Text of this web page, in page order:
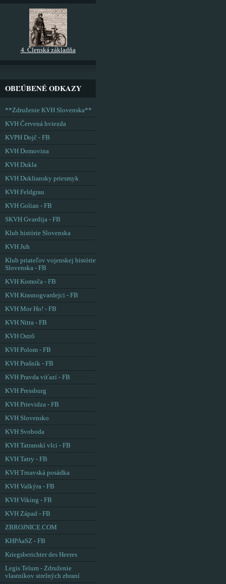
4. Členská základňa
OBĽÚBENÉ ODKAZY
**Združenie KVH Slovenska**
KVH Červená hviezda
KVPH Dojč - FB
KVH Domovina
KVH Dukla
KVH Dukliansky priesmyk
KVH Feldgrau
KVH Golian - FB
SKVH Gvardija - FB
Klub histórie Slovenska
KVH Juh
Klub priateľov vojenskej histórie
Slovenska - FB
KVH Komoča - FB
KVH Krasnogvardejci - FB
KVH Mor Ho! - FB
KVH Nitra - FB
KVH Ostrô
KVH Polom - FB
KVH Prašník - FB
KVH Pravda víťazí - FB
KVH Pressburg
KVH Prievidza - FB
KVH Slovensko
KVH Svoboda
KVH Tatranskí vlci - FB
KVH Tatry - FB
KVH Trnavská posádka
KVH Valkýra - FB
KVH Viking - FB
KVH Západ - FB
ZBROJNICE.COM
KHPAaSZ - FB
Kriegsberichter des Heeres
Legis Telum - Združenie
vlastníkov strelných zbraní